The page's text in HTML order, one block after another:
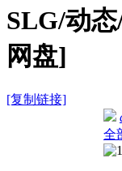
SLG/动
网盘]
[复制链接]
全